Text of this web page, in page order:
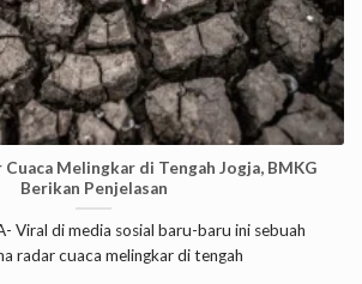
Cuaca Melingkar di Tengah Jogja, BMKG
Berikan Penjelasan
Viral di media sosial baru-baru ini sebuah
radar cuaca melingkar di tengah